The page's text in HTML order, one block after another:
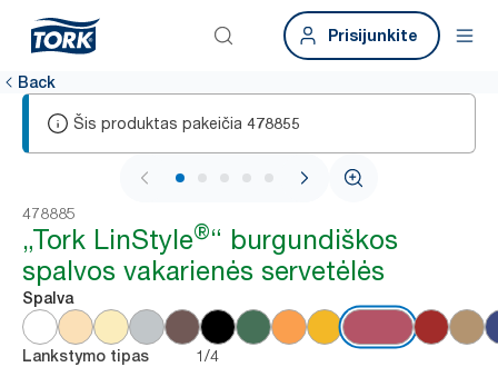
Prisijunkite
Back
Šis produktas pakeičia 478855
1 / 5
478885
„Tork LinStyle®“ burgundiškos
spalvos vakarienės servetėlės
Spalva
Lankstymo tipas 1/4